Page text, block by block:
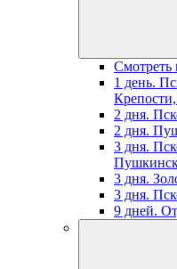
Смотреть
1 день.
2 дня.
2 дня.
3 дня.
3 дня.
3 дня.
9 дней.